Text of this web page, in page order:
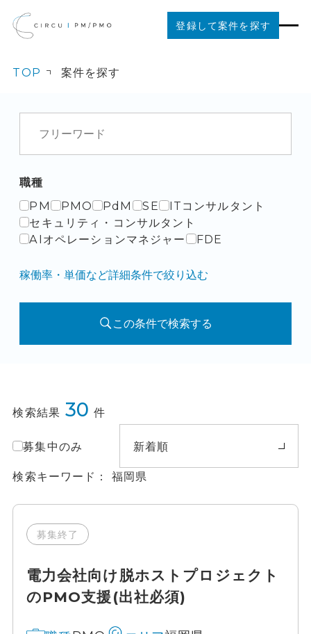
登録して案件を探す
ご利用の流れ
お役立ちコンテンツ
法人の方はこちら
TOP 案件を探す
職種
PM
PMO PdM SE
ITコンサルタント
セキュリティ・コンサルタント
AIオペレーションマネジャー
FDE
稼働率・単価など詳細条件で絞り込む
この条件で検索する
検索結果 30 件
募集中のみ 新着順
検索キーワード 福岡県
募集終了
電力会社向け脱ホストプロジェクト
のPMO支援(出社必須)